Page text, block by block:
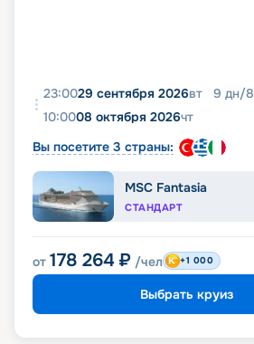
23:0029 сентября 2026вт 9 дн/8
10:0008 октября 2026чт
Вы посетите 3 страны:
MSC Fantasia
СТАНДАРТ
от 178 264 ₽ /чел +1 000
Выбрать круиз